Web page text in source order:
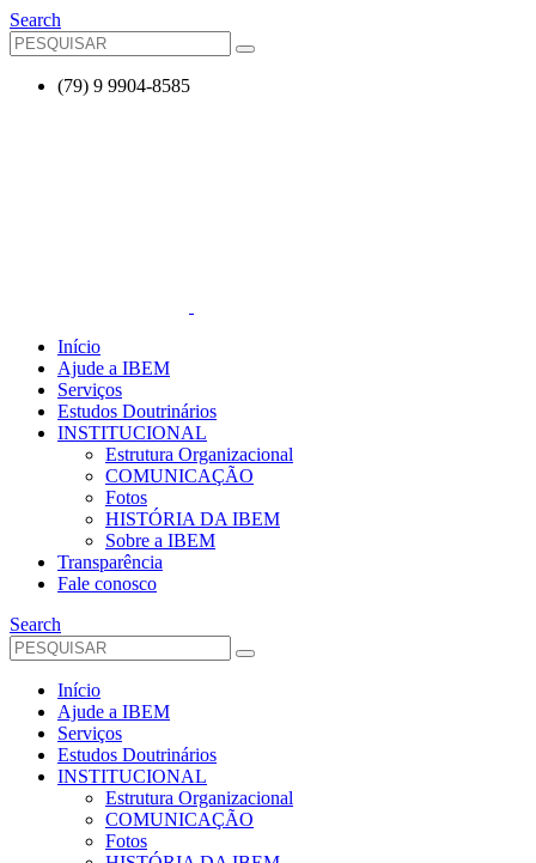
Search
(79) 9 9904-8585
Início
Ajude a IBEM
Serviços
Estudos Doutrinários
INSTITUCIONAL
Estrutura Organizacional
COMUNICAÇÃO
Fotos
HISTÓRIA DA IBEM
Sobre a IBEM
Transparência
Fale conosco
Search
Início
Ajude a IBEM
Serviços
Estudos Doutrinários
INSTITUCIONAL
Estrutura Organizacional
COMUNICAÇÃO
Fotos